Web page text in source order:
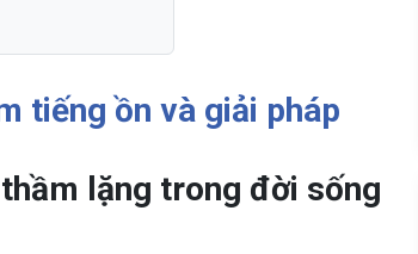
tiếng ồn và giải pháp
lặng trong đời sống